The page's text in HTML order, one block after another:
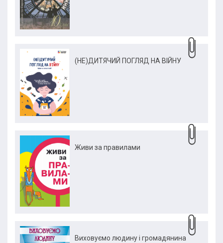
(НЕ)ДИТЯЧИЙ ПОГЛЯД НА ВІЙНУ
Живи за правилами
Виховуємо людину і громадянина